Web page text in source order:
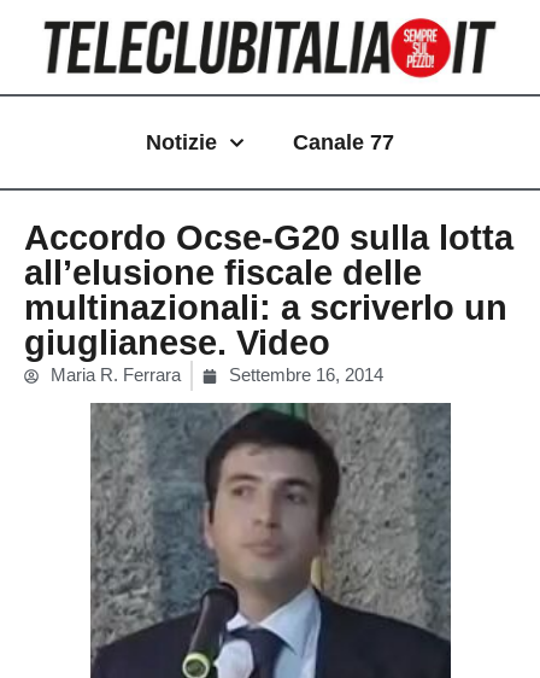
contenuto
Notizie Canale 77
Accordo Ocse-G20 sulla lotta
all’elusione fiscale delle
multinazionali: a scriverlo un
giuglianese. Video
Maria R. Ferrara Settembre 16, 2014